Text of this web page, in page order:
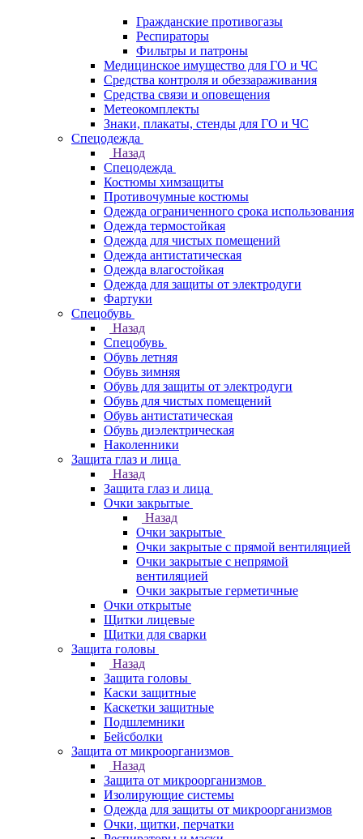
Гражданские противогазы
Респираторы
Фильтры и патроны
Медицинское имущество для ГО и ЧС
Средства контроля и обеззараживания
Средства связи и оповещения
Метеокомплекты
Знаки, плакаты, стенды для ГО и ЧС
Спецодежда
Назад
Спецодежда
Костюмы химзащиты
Противочумные костюмы
Одежда ограниченного срока использования
Одежда термостойкая
Одежда для чистых помещений
Одежда антистатическая
Одежда влагостойкая
Одежда для защиты от электродуги
Фартуки
Спецобувь
Назад
Спецобувь
Обувь летняя
Обувь зимняя
Обувь для защиты от электродуги
Обувь для чистых помещений
Обувь антистатическая
Обувь диэлектрическая
Наколенники
Защита глаз и лица
Назад
Защита глаз и лица
Очки закрытые
Назад
Очки закрытые
Очки закрытые с прямой вентиляцией
Очки закрытые с непрямой
вентиляцией
Очки закрытые герметичные
Очки открытые
Щитки лицевые
Щитки для сварки
Защита головы
Назад
Защита головы
Каски защитные
Каскетки защитные
Подшлемники
Бейсболки
Защита от микроорганизмов
Назад
Защита от микроорганизмов
Изолирующие системы
Одежда для защиты от микроорганизмов
Очки, щитки, перчатки